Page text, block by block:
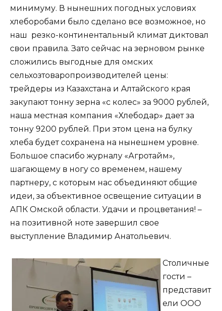
минимуму. В нынешних погодных условиях
хлеборобами было сделано все возможное, но
наш резко-континентальный климат диктовал
свои правила. Зато сейчас на зерновом рынке
сложились выгодные для омских
сельхозтоваропроизводителей цены:
трейдеры из Казахстана и Алтайского края
закупают тонну зерна «с колес» за 9000 рублей,
наша местная компания «Хлебодар» дает за
тонну 9200 рублей. При этом цена на булку
хлеба будет сохранена на нынешнем уровне.
Большое спасибо журналу «Агротайм»,
шагающему в ногу со временем, нашему
партнеру, с которым нас объединяют общие
идеи, за объективное освещение ситуации в
АПК Омской области. Удачи и процветания! –
на позитивной ноте завершил свое
выступление Владимир Анатольевич.
Столичные
гости –
представит
ели ООО